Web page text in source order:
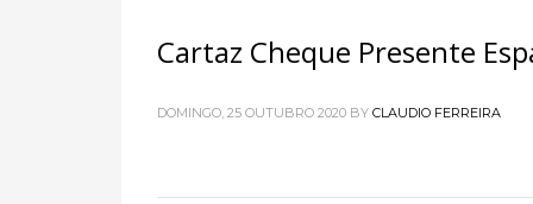
Cartaz Cheque Presente
DOMINGO, 25 OUTUBRO 2020 BY CLAUDIO FERREIRA